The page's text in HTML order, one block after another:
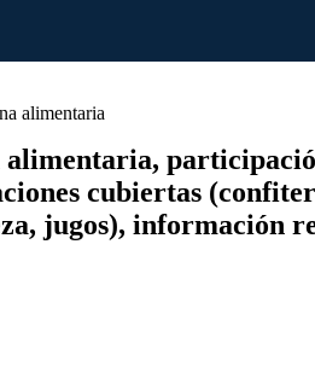
alimentaria
cubiertas
jugos), información